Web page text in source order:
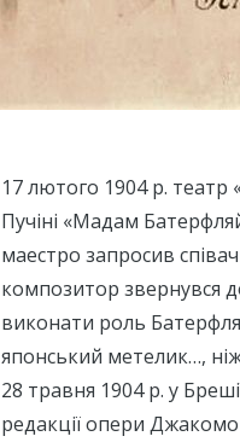
17 лютого 1904 р.
Пучіні «Мадам
маестро запросив
композитор звернувся
виконати роль
японський метелик…,
28 травня 1904 р. у
редакції опери